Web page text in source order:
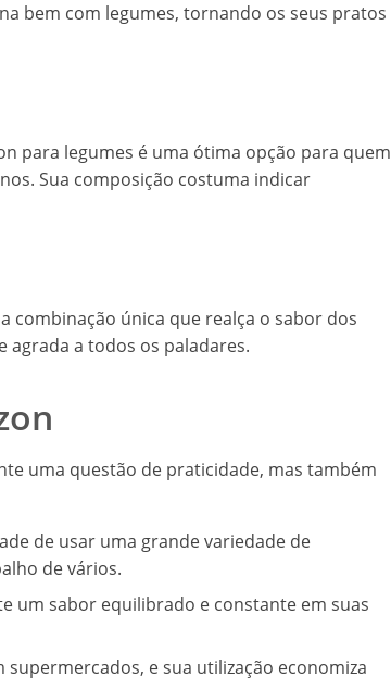
bem com legumes, tornando os seus pratos
para legumes é uma ótima opção para quem
Sua composição costuma indicar
combinação única que realça o sabor dos
agrada a todos os paladares.
uma questão de praticidade, mas também
de usar uma grande variedade de
de vários.
um sabor equilibrado e constante em suas
e sua utilização economiza